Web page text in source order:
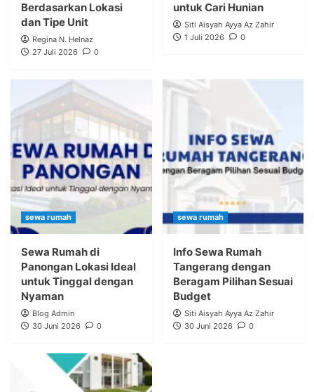
Berdasarkan Lokasi
dan Tipe Unit
Regina N. Helnaz
27 Juli 2026
0
untuk Cari Hunian
Siti Aisyah Ayya Az Zahir
1 Juli 2026
0
sewa rumah
Sewa Rumah di
Panongan Lokasi Ideal
untuk Tinggal dengan
Nyaman
Blog Admin
30 Juni 2026
0
sewa rumah
Info Sewa Rumah
Tangerang dengan
Beragam Pilihan Sesuai
Budget
Siti Aisyah Ayya Az Zahir
30 Juni 2026
0